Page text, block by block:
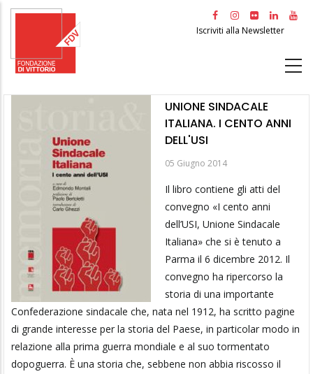
Salta
principale
Iscriviti alla Newsletter
UNIONE SINDACALE
ITALIANA. I CENTO ANNI
DELL'USI
05 Giugno 2014
Il libro contiene gli atti del
convegno «I cento anni
dell’USI, Unione Sindacale
Italiana» che si è tenuto a
Parma il 6 dicembre 2012. Il
convegno ha ripercorso la
storia di una importante
Confederazione sindacale che, nata nel 1912, ha scritto pagine
di grande interesse per la storia del Paese, in particolar modo in
relazione alla prima guerra mondiale e al suo tormentato
dopoguerra. È una storia che, sebbene non abbia riscosso il